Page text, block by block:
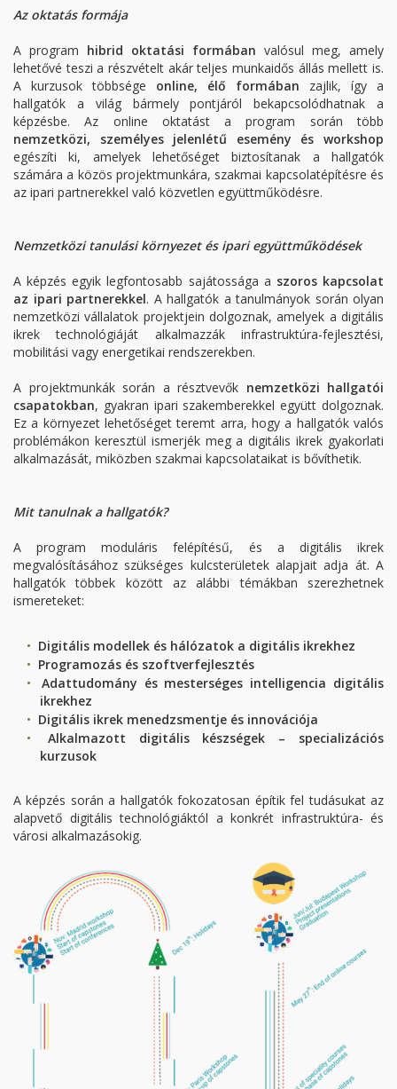
Az oktatás formája
A program hibrid oktatási formában valósul meg, amely
lehetővé teszi a részvételt akár teljes munkaidős állás mellett is.
A kurzusok többsége online, élő formában zajlik, így a
hallgatók a világ bármely pontjáról bekapcsolódhatnak a
képzésbe. Az online oktatást a program során több
nemzetközi, személyes jelenlétű esemény és workshop
egészíti ki, amelyek lehetőséget biztosítanak a hallgatók
számára a közös projektmunkára, szakmai kapcsolatépítésre és
az ipari partnerekkel való közvetlen együttműködésre.
Nemzetközi tanulási környezet és ipari együttműködések
A képzés egyik legfontosabb sajátossága a szoros kapcsolat
az ipari partnerekkel. A hallgatók a tanulmányok során olyan
nemzetközi vállalatok projektjein dolgoznak, amelyek a digitális
ikrek technológiáját alkalmazzák infrastruktúra-fejlesztési,
mobilitási vagy energetikai rendszerekben.
A projektmunkák során a résztvevők nemzetközi hallgatói
csapatokban, gyakran ipari szakemberekkel együtt dolgoznak.
Ez a környezet lehetőséget teremt arra, hogy a hallgatók valós
problémákon keresztül ismerjék meg a digitális ikrek gyakorlati
alkalmazását, miközben szakmai kapcsolataikat is bővíthetik.
Mit tanulnak a hallgatók?
A program moduláris felépítésű, és a digitális ikrek
megvalósításához szükséges kulcsterületek alapjait adja át. A
hallgatók többek között az alábbi témákban szerezhetnek
ismereteket:
Digitális modellek és hálózatok a digitális ikrekhez
Programozás és szoftverfejlesztés
Adattudomány és mesterséges intelligencia digitális
ikrekhez
Digitális ikrek menedzsmentje és innovációja
Alkalmazott digitális készségek – specializációs
kurzusok
A képzés során a hallgatók fokozatosan építik fel tudásukat az
alapvető digitális technológiáktól a konkrét infrastruktúra- és
városi alkalmazásokig.